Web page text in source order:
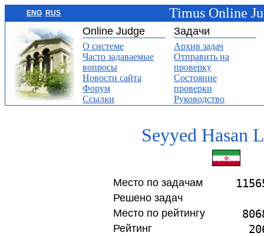
ENG RUS Timus Online
Online Judge Задачи
О системе
Часто задаваемые
вопросы
Новости сайта
Форум
Ссылки
Архив задач
Отправить на
проверку
Состояние
проверки
Руководство
Seyyed Hasan
Место по задачам
Решено задач
Место по рейтингу
Рейтинг